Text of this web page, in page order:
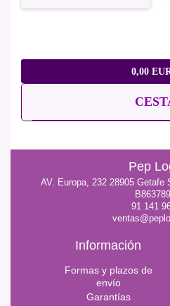
0,00
Pep
AV. Europa, 232 28905 Getafe
91 141
Información
Formas y plazos de
envío
Garantías